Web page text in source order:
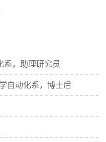
系，助理研究员
自动化系，博士后